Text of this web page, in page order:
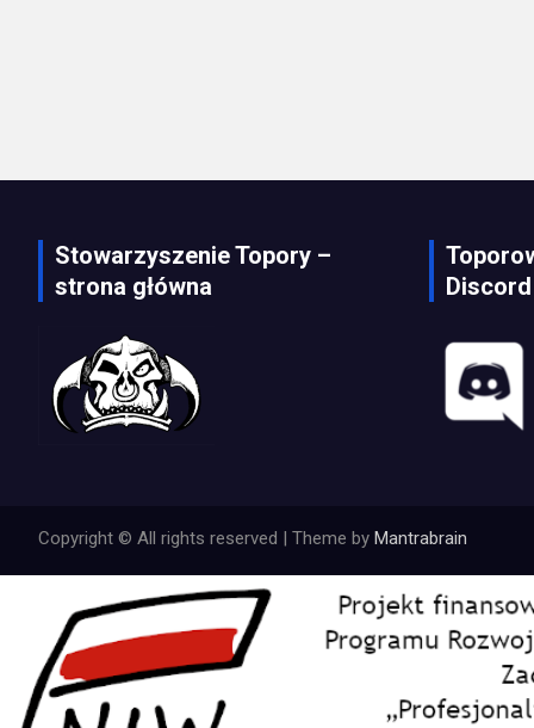
Stowarzyszenie Topory –
strona główna
Discord
Copyright © All rights reserved | Theme by Mantrabrain